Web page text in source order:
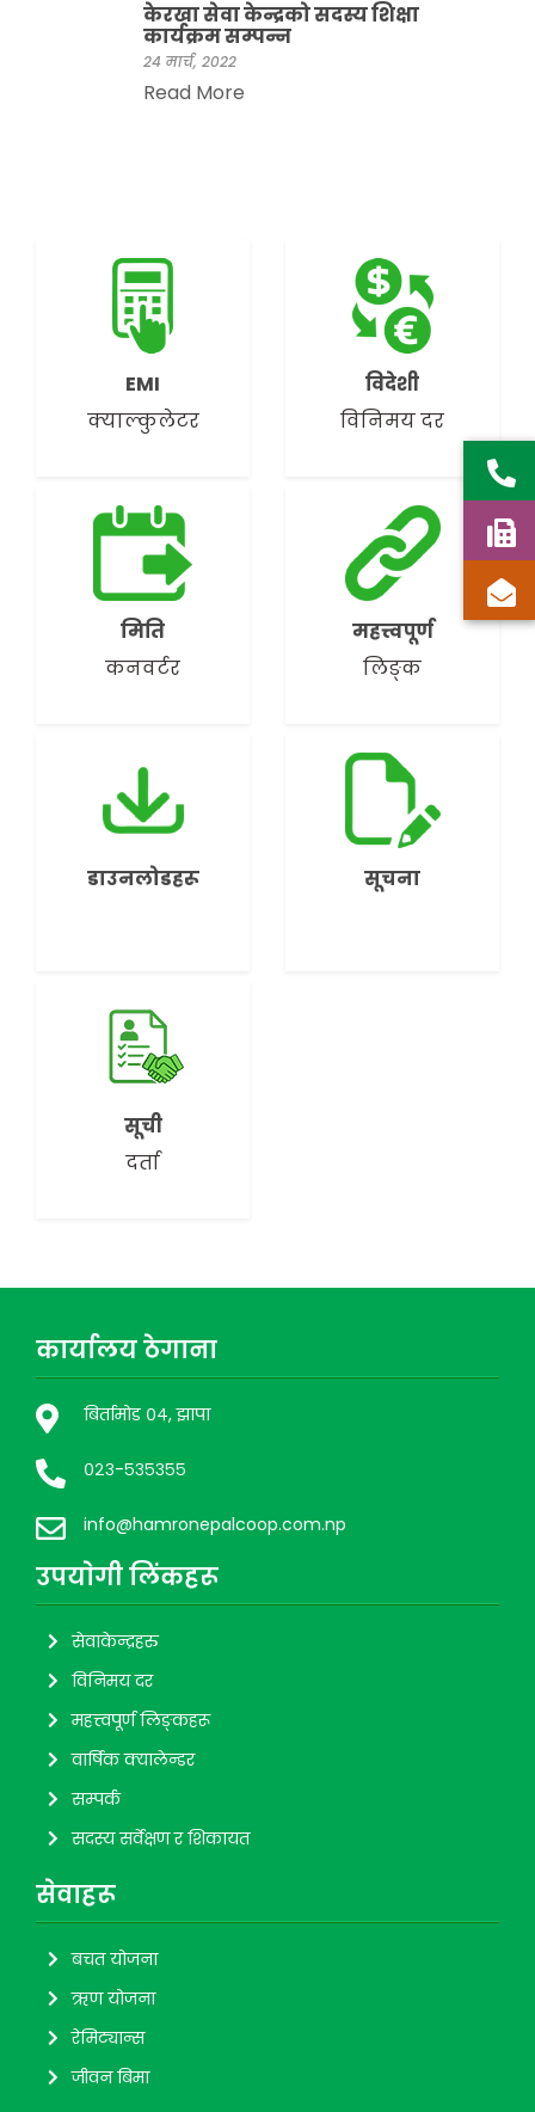
केरखा सेवा केन्द्रको सदस्य शिक्षा
कार्यक्रम सम्पन्न
24 मार्च, 2022
Read More
EMI
क्याल्कुलेटर
विदेशी
विनिमय दर
मिति
कनवर्टर
महत्त्वपूर्ण
लिङ्क
डाउनलोडहरू सूचना
सूची
दर्ता
कार्यालय ठेगाना
बिर्तामोड ०४, झापा
०२३-५३५३५५
info@hamronepalcoop.com.np
उपयाेगी लिंकहरू
सेवाकेन्द्रहरु
विनिमय दर
महत्त्वपूर्ण लिङ्कहरू
वार्षिक क्यालेन्डर
सम्पर्क
सदस्य सर्वेक्षण र शिकायत
सेवाहरू
बचत योजना
ऋण योजना
रेमिट्यान्स
जीवन बिमा